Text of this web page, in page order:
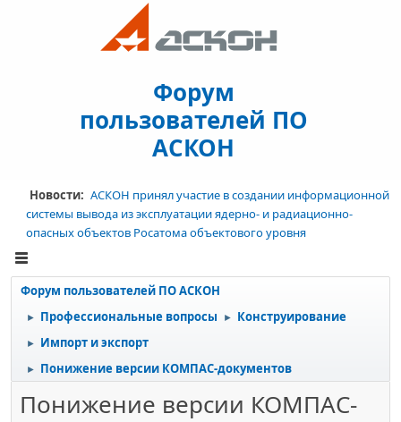
Форум
пользователей ПО
АСКОН
Новости: АСКОН принял участие в создании информационной
системы вывода из эксплуатации ядерно- и радиационно-
опасных объектов Росатома объектового уровня
Форум пользователей ПО АСКОН
► Профессиональные вопросы ► Конструирование
► Импорт и экспорт
► Понижение версии КОМПАС-документов
Понижение версии КОМПАС-